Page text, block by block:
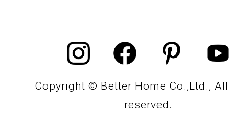
Copyright © Better Home Co.,Ltd.,
reserved.